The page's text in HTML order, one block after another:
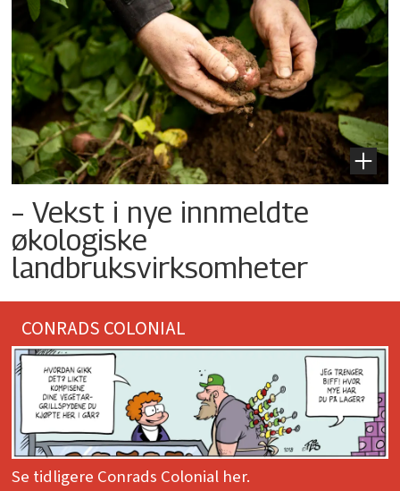
– Vekst i nye innmeldte
økologiske
landbruksvirksomheter
CONRADS COLONIAL
Se tidligere Conrads Colonial her.